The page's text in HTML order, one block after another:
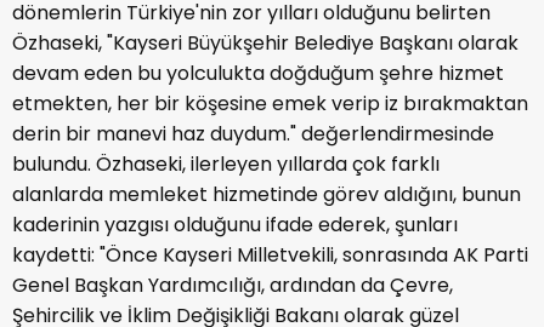
dönemlerin Türkiye'nin zor yılları olduğunu belirten
Özhaseki, "Kayseri Büyükşehir Belediye Başkanı olarak
devam eden bu yolculukta doğduğum şehre hizmet
etmekten, her bir köşesine emek verip iz bırakmaktan
derin bir manevi haz duydum." değerlendirmesinde
bulundu. Özhaseki, ilerleyen yıllarda çok farklı
alanlarda memleket hizmetinde görev aldığını, bunun
kaderinin yazgısı olduğunu ifade ederek, şunları
kaydetti: "Önce Kayseri Milletvekili, sonrasında AK Parti
Genel Başkan Yardımcılığı, ardından da Çevre,
Şehircilik ve İklim Değişikliği Bakanı olarak güzel